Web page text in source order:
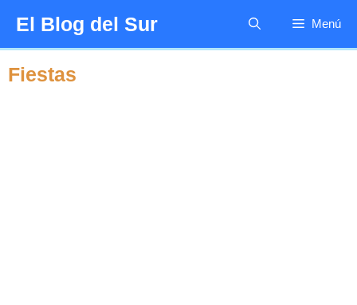
contenido
El Blog del Sur Menú
Fiestas